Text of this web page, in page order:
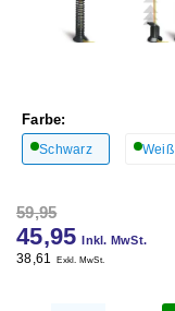
Farbe:
Schwarz Weiß
59,95
45,95 Inkl. MwSt.
38,61 Exkl. MwSt.